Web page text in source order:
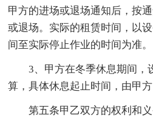
甲方的进场或退场通知后，按
或退场。实际的租赁时间，以
间至实际停止作业的时间为准。
3、甲方在冬季休息期间，
算，具体休息起止时间，由甲
第五条甲乙双方的权利和义